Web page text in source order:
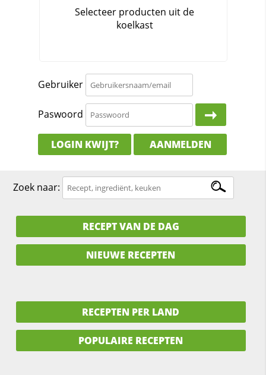
Gebruiker
Paswoord
LOGIN KWIJT? AANMELDEN
Zoek naar:
RECEPT VAN DE DAG
NIEUWE RECEPTEN
RECEPTEN PER LAND
POPULAIRE RECEPTEN